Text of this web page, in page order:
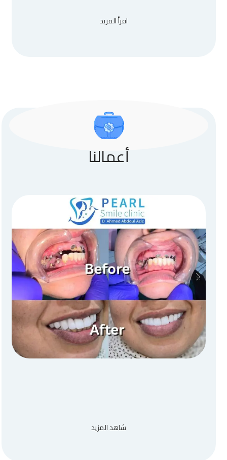
اقرأ المزيد
أعمالنا
شاهد المزيد